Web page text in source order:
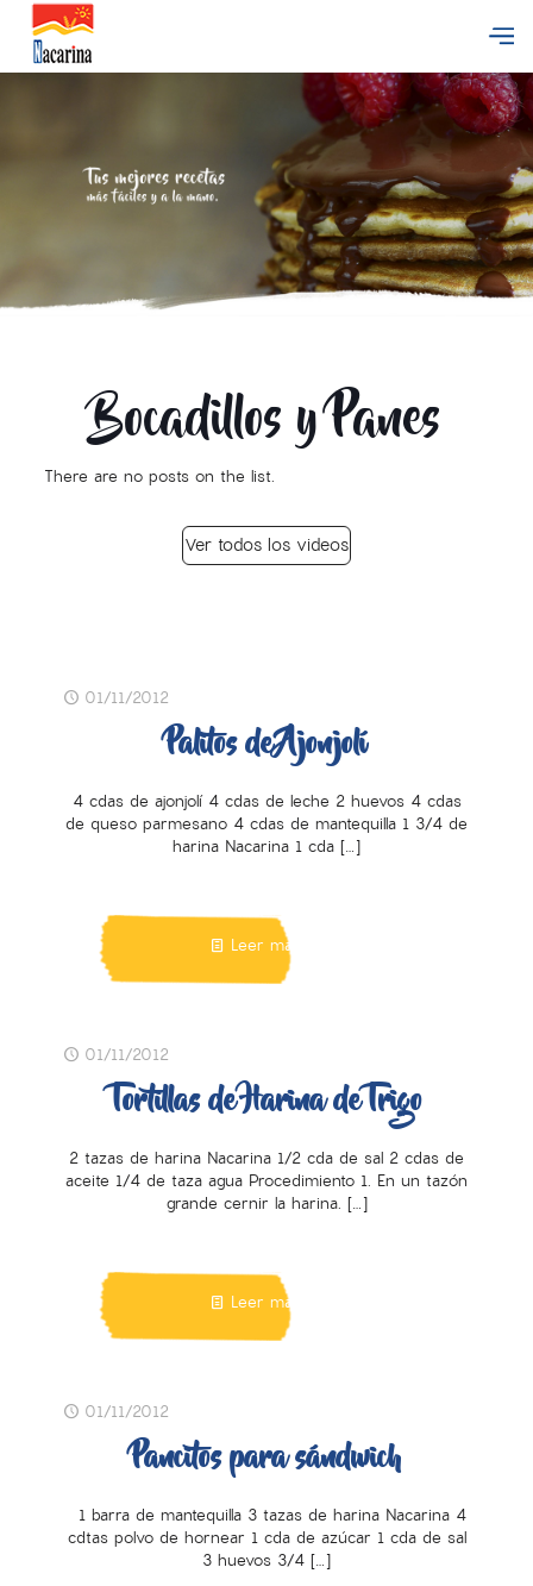
Bocadillos y Panes
There are no posts on the list.
Ver todos los videos
01/11/2012
Palitos de Ajonjolí
4 cdas de ajonjolí 4 cdas de leche 2 huevos 4 cdas
de queso parmesano 4 cdas de mantequilla 1 3/4 de
harina Nacarina 1 cda […]
Leer más
01/11/2012
Tortillas de Harina de Trigo
2 tazas de harina Nacarina 1/2 cda de sal 2 cdas de
aceite 1/4 de taza agua Procedimiento 1. En un tazón
grande cernir la harina. […]
Leer más
01/11/2012
Pancitos para sándwich
1 barra de mantequilla 3 tazas de harina Nacarina 4
cdtas polvo de hornear 1 cda de azúcar 1 cda de sal
3 huevos 3/4 […]